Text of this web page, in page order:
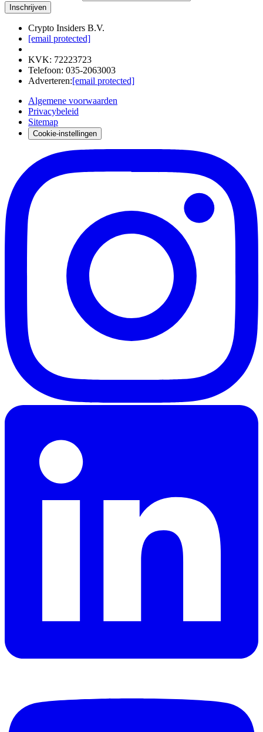
Inschrijven
Crypto Insiders B.V.
[email protected]
KVK: 72223723
Telefoon: 035-2063003
Adverteren:[email protected]
Algemene voorwaarden
Privacybeleid
Sitemap
Cookie-instellingen